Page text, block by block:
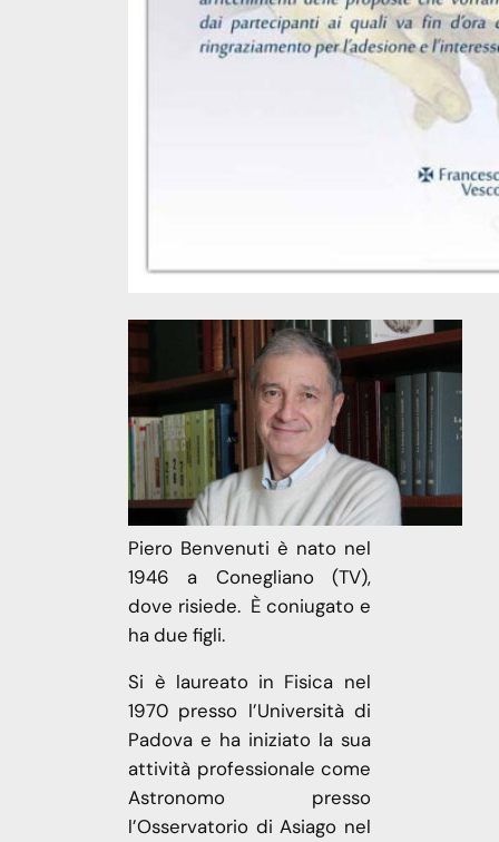
Piero Benvenuti è nato nel
1946 a Conegliano (TV),
dove risiede. È coniugato e
ha due figli.
Si è laureato in Fisica nel
1970 presso l’Università di
Padova e ha iniziato la sua
attività professionale come
Astronomo presso
l’Osservatorio di Asiago nel